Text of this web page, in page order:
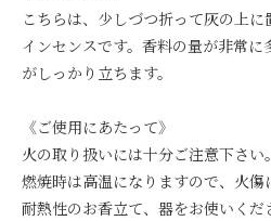
こちらは、少しづつ折って灰の上
インセンスです。香料の量が非常に
がしっかり立ちます。
《ご使用にあたって》
火の取り扱いには十分ご注意下さい。
燃焼時は高温になりますので、火傷
耐熱性のお香立て、器をお使いくだ